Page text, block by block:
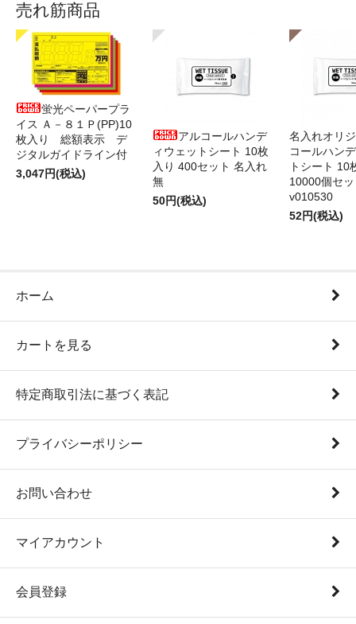
売れ筋商品
蛍光ペーパープラ
イス Ａ－８１Ｐ(PP)10
枚入り 総額表示 デ
ジタルガイドライン付
3,047円(税込)
アルコールハンデ
ィウェットシート 10枚
入り 400セット 名入れ
無
50円(税込)
名入れオリ
コールハン
トシート 10
10000個セ
v010530
52円(税込)
ホーム
カートを見る
特定商取引法に基づく表記
プライバシーポリシー
お問い合わせ
マイアカウント
会員登録